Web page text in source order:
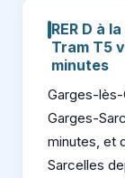
RER D à
Tram T5
minutes
Garges-lès-
Garges-
minutes, et
Sarcelles